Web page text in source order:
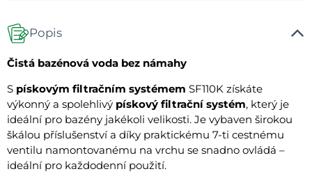
Popis
Čistá bazénová voda bez námahy
S pískovým filtračním systémem SF110K získáte
výkonný a spolehlivý pískový filtrační systém, který je
ideální pro bazény jakékoli velikosti. Je vybaven širokou
škálou příslušenství a díky praktickému 7-ti cestnému
ventilu namontovanému na vrchu se snadno ovládá –
ideální pro každodenní použití.